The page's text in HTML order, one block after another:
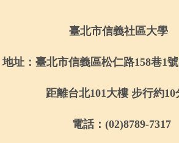
臺北市信義社區大學
地址：臺北市信義區松仁路158巷1號
距離台北101大樓 步行約10
電話： (02)8789-7317